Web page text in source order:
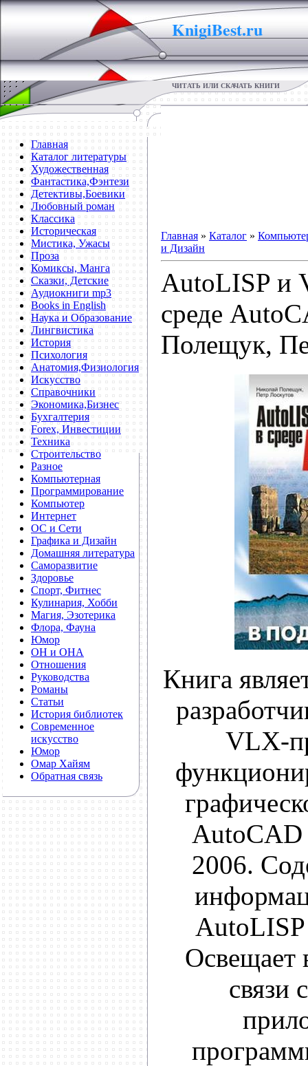
KnigiBest.ru
ЧИТАТЬ ИЛИ СКАЧАТЬ КНИГИ
Главная
Каталог литературы
Художественная
Фантастика,Фэнтези
Детективы,Боевики
Любовный роман
Классика
Историческая
Мистика, Ужасы
Проза
Комиксы, Манга
Сказки, Детские
Аудиокниги mp3
Books in English
Наука и Образование
Лингвистика
История
Психология
Анатомия,Физиология
Искусство
Справочники
Экономика,Бизнес
Бухгалтерия
Forex, Инвестиции
Техника
Строительство
Разное
Компьютерная
Программирование
Компьютер
Интернет
ОС и Сети
Графика и Дизайн
Домашняя литература
Саморазвитие
Здоровье
Спорт, Фитнес
Кулинария, Хобби
Магия, Эзотерика
Флора, Фауна
Юмор
ОН и ОНА
Отношения
Руководства
Романы
Статьи
История библиотек
Современное
искусство
Юмор
Омар Хайям
Обратная связь
Главная » Каталог »
и Дизайн
AutoLISP и
среде
Полещук,
Книга
VLX-
AutoCAD
2006.
Освещает
связи